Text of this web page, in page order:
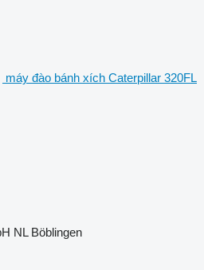
máy đào bánh xích Caterpillar 320FL
NL Böblingen